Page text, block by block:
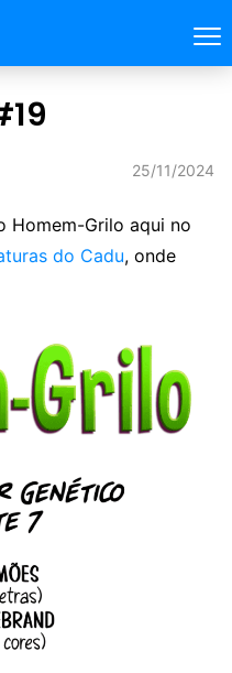
25/11/2024
Homem-Grilo aqui no
do Cadu, onde